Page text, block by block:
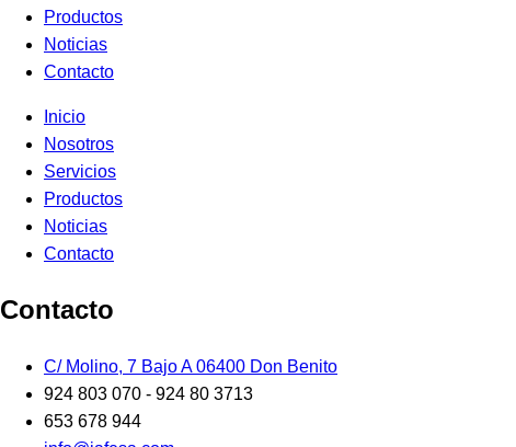
Productos
Noticias
Contacto
Inicio
Nosotros
Servicios
Productos
Noticias
Contacto
Contacto
C/ Molino, 7 Bajo A 06400 Don Benito
924 803 070 - 924 80 3713
653 678 944